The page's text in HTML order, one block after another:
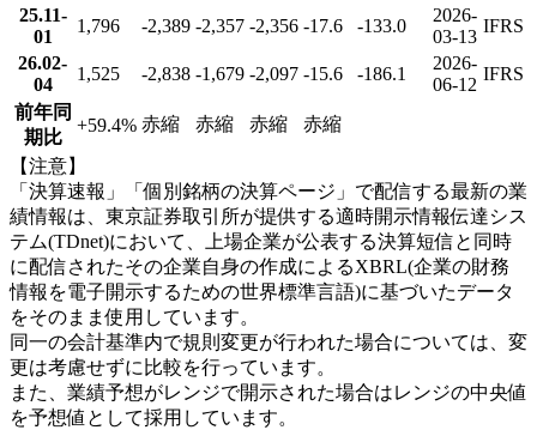
25.11-
01
1,796 -2,389 -2,357 -2,356 -17.6 -133.0
2026-
03-13
IFRS
26.02-
04
1,525 -2,838 -1,679 -2,097 -15.6 -186.1
2026-
06-12
IFRS
前年同
期比
+59.4% 赤縮 赤縮 赤縮 赤縮
【注意】
「決算速報」「個別銘柄の決算ページ」で配信する最新の業
績情報は、東京証券取引所が提供する適時開示情報伝達シス
テム(TDnet)において、上場企業が公表する決算短信と同時
に配信されたその企業自身の作成によるXBRL(企業の財務
情報を電子開示するための世界標準言語)に基づいたデータ
をそのまま使用しています。
同一の会計基準内で規則変更が行われた場合については、変
更は考慮せずに比較を行っています。
また、業績予想がレンジで開示された場合はレンジの中央値
を予想値として採用しています。